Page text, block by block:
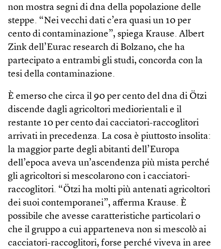
non mostra segni di dna della popolazione delle
steppe. “Nei vecchi dati c’era quasi un 10 per
cento di contaminazione”, spiega Krause. Albert
Zink dell’Eurac research di Bolzano, che ha
partecipato a entrambi gli studi, concorda con la
tesi della contaminazione.
È emerso che circa il 90 per cento del dna di Ötzi
discende dagli agricoltori mediorientali e il
restante 10 per cento dai cacciatori-raccoglitori
arrivati in precedenza. La cosa è piuttosto insolita:
la maggior parte degli abitanti dell’Europa
dell’epoca aveva un’ascendenza più mista perché
gli agricoltori si mescolarono con i cacciatori-
raccoglitori. “Ötzi ha molti più antenati agricoltori
dei suoi contemporanei”, afferma Krause. È
possibile che avesse caratteristiche particolari o
che il gruppo a cui apparteneva non si mescolò ai
cacciatori-raccoglitori, forse perché viveva in aree